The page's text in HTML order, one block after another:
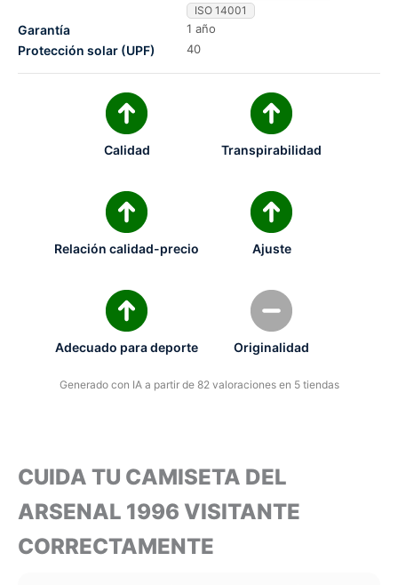
ISO 14001
Garantía 1 año
Protección solar (UPF) 40
Calidad Transpirabilidad
Relación calidad-precio Ajuste
Adecuado para deporte Originalidad
Generado con IA a partir de 82 valoraciones en 5 tiendas
CUIDA TU CAMISETA DEL
ARSENAL 1996 VISITANTE
CORRECTAMENTE